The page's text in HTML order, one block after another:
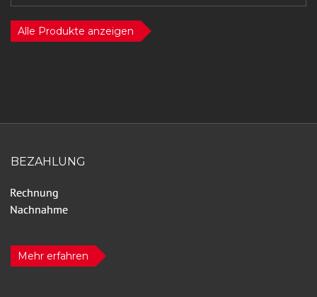
Alle Produkte anzeigen
BEZAHLUNG
Mehr erfahren